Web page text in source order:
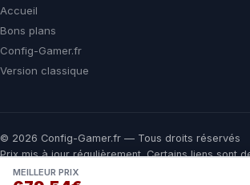
MEILLEUR PRIX
Accueil
Bons plans
Config-Gamer.fr
Version classique
© 2026 Config-Gamer.fr — Tous droits réservés
Prix mis à jour régulièrement. Certains liens sont
vous payez le même prix chez le marchand, une